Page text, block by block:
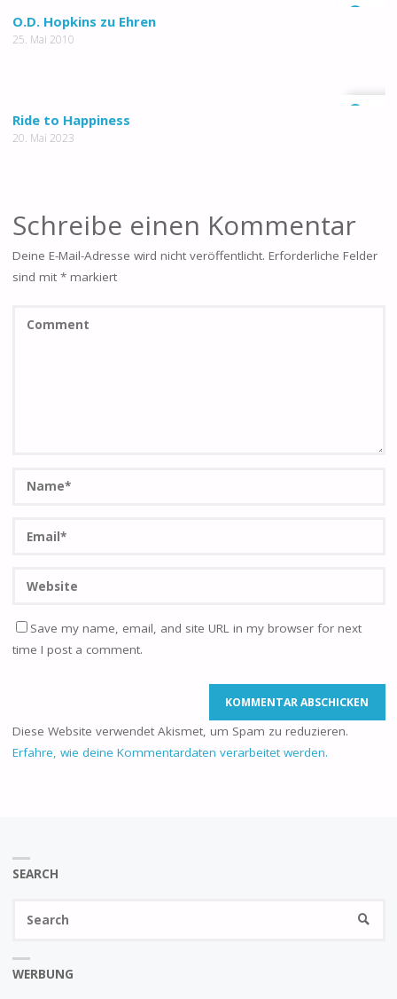
O.D. Hopkins zu Ehren
25. Mai 2010
Ride to Happiness
20. Mai 2023
Schreibe einen Kommentar
Deine E-Mail-Adresse wird nicht veröffentlicht. Erforderliche Felder
sind mit *markiert
Save my name, email, and site URL in my browser for next
time I post a comment.
Diese Website verwendet Akismet, um Spam zu reduzieren.
Erfahre, wie deine Kommentardaten verarbeitet werden.
SEARCH
WERBUNG